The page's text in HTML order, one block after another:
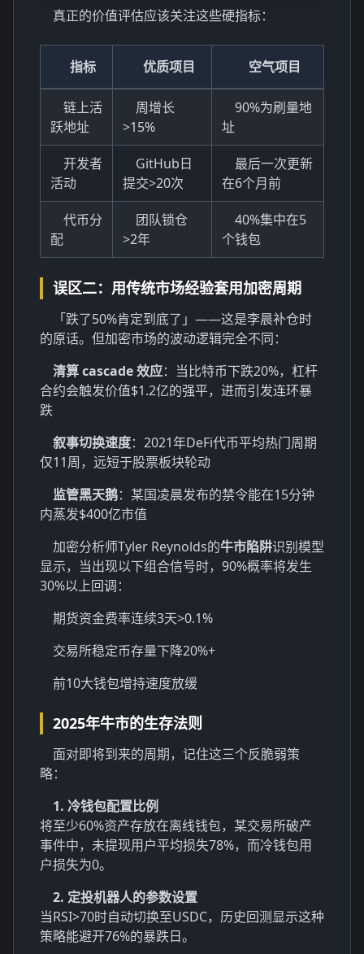
真正的价值评估应该关注这些硬指标：
指标 优质项目 空气项目
链上活
跃地址
周增长
>15%
90%为刷量地
址
开发者
活动
GitHub日
提交>20次
最后一次更新
在6个月前
代币分
配
团队锁仓
>2年
40%集中在5
个钱包
误区二：用传统市场经验套用加密周期
「跌了50%肯定到底了」——这是李晨补仓时
的原话。但加密市场的波动逻辑完全不同：
清算 cascade 效应：当比特币下跌20%，杠杆
合约会触发价值$1.2亿的强平，进而引发连环暴
跌
叙事切换速度：2021年DeFi代币平均热门周期
仅11周，远短于股票板块轮动
监管黑天鹅：某国凌晨发布的禁令能在15分钟
内蒸发$400亿市值
加密分析师Tyler Reynolds的牛市陷阱识别模型
显示，当出现以下组合信号时，90%概率将发生
30%以上回调：
期货资金费率连续3天>0.1%
交易所稳定币存量下降20%+
前10大钱包增持速度放缓
2025年牛市的生存法则
面对即将到来的周期，记住这三个反脆弱策
略：
1. 冷钱包配置比例
将至少60%资产存放在离线钱包，某交易所破产
事件中，未提现用户平均损失78%，而冷钱包用
户损失为0。
2. 定投机器人的参数设置
当RSI>70时自动切换至USDC，历史回测显示这种
策略能避开76%的暴跌日。